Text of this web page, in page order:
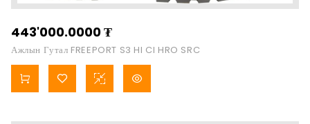
443'000.0000₮
Ажлын Гутал FREEPORT S3 HI CI HRO SRC